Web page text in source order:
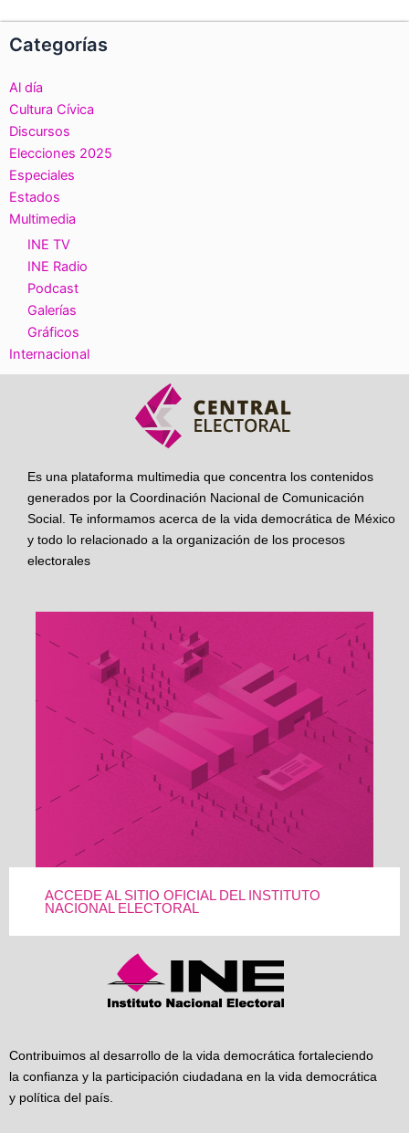
Categorías
Al día
Cultura Cívica
Discursos
Elecciones 2025
Especiales
Estados
Multimedia
INE TV
INE Radio
Podcast
Galerías
Gráficos
Internacional
Es una plataforma multimedia que concentra los contenidos
generados por la Coordinación Nacional de Comunicación
Social. Te informamos acerca de la vida democrática de México
y todo lo relacionado a la organización de los procesos
electorales
ACCEDE AL SITIO OFICIAL DEL INSTITUTO
NACIONAL ELECTORAL
Contribuimos al desarrollo de la vida democrática fortaleciendo
la confianza y la participación ciudadana en la vida democrática
y política del país.